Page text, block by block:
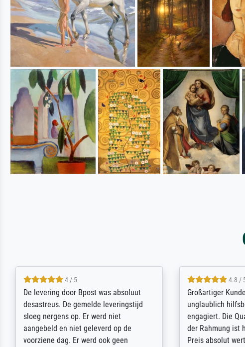
5 / 5
Sehr gute Qualität des Leinwanddrucks
und des Rahmens! Unser Bild wurde
sehr sorgfältig und sicher verpackt, so
dass es unbeschadet bei uns ankam. Es
wird nicht unser letzter Meisterdruck
5 / 5
Für ein
Feldpost meines
Weltkrieg
ausdrucksvolles
Ihnen gefunden.